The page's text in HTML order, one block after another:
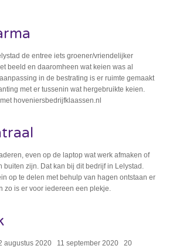
de entree iets groener/vriendelijker
beeld en daaromheen wat keien was al
in de bestrating is er ruimte gemaakt
met er tussenin wat hergebruikte keien.
met hoveniersbedrijfklaassen.nl
even op de laptop wat werk afmaken of
buiten zijn. Dat kan bij dit bedrijf in Lelystad.
op te delen met behulp van hagen ontstaan er
zo is er voor iedereen een plekje.
augustus 2020 11 september 2020 20